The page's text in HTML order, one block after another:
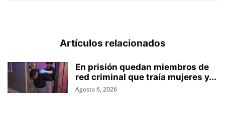
Artículos relacionados
En prisión quedan miembros de
red criminal que traía mujeres y...
Agosto 6, 2026